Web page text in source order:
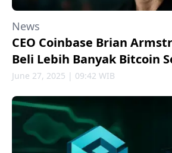
News
CEO Coinbase Brian
Beli Lebih Banyak Bitcoin
June 27, 2025 | 09:42 WIB